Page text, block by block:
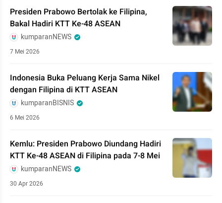
Presiden Prabowo Bertolak ke Filipina,
Bakal Hadiri KTT Ke-48 ASEAN
kumparanNEWS
7 Mei 2026
Indonesia Buka Peluang Kerja Sama Nikel
dengan Filipina di KTT ASEAN
kumparanBISNIS
6 Mei 2026
Kemlu: Presiden Prabowo Diundang Hadiri
KTT Ke-48 ASEAN di Filipina pada 7-8 Mei
kumparanNEWS
30 Apr 2026